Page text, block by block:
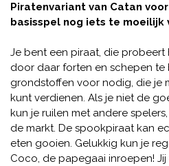
Piratenvariant van Catan
basisspel nog iets te moeilijk
Je bent een piraat, die
door daar forten en schepen te
grondstoffen voor nodig, die je
kunt verdienen. Als je niet de
kun je ruilen met andere
de markt. De spookpiraat kan
eten gooien. Gelukkig kun je
Coco, de papegaai inroepen!